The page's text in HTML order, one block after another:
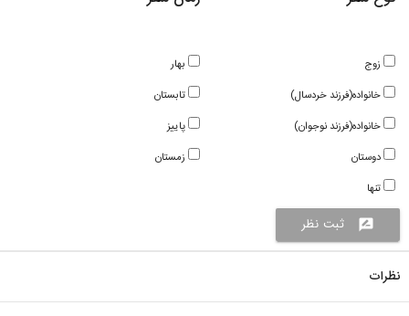
بهار
تابستان
پاییز
زمستان
زوج
خانواده(فرزند خردسال)
خانواده(فرزند نوجوان)
دوستان
تنها
rate_review ثبت نظر
نظرات